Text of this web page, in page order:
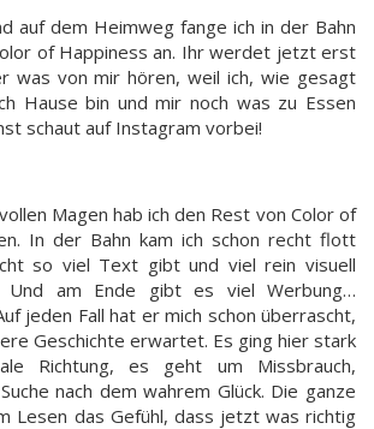
auf dem Heimweg fange ich in der Bahn
of Happiness an. Ihr werdet jetzt erst
was von mir hören, weil ich, wie gesagt
Hause bin und mir noch was zu Essen
schaut auf Instagram vorbei!
Magen hab ich den Rest von Color of
In der Bahn kam ich schon recht flott
so viel Text gibt und viel rein visuell
Und am Ende gibt es viel Werbung…
jeden Fall hat er mich schon überrascht,
Geschichte erwartet. Es ging hier stark
Richtung, es geht um Missbrauch,
nach dem wahrem Glück. Die ganze
Lesen das Gefühl, dass jetzt was richtig